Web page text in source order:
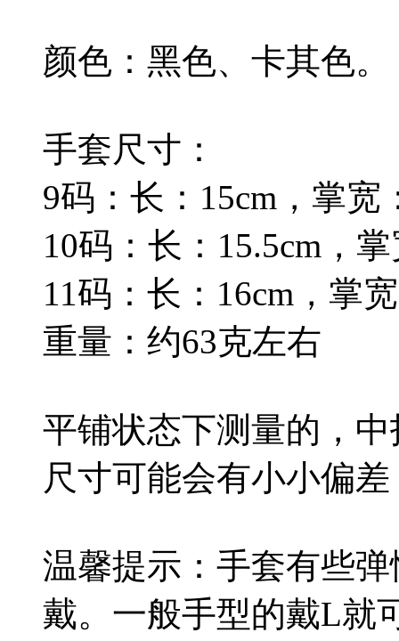
颜色：黑色、卡其色。
手套尺寸：
9码：长：15cm，掌宽
10码：长：15.5cm，
11码：长：16cm，掌
重量：约63克左右
平铺状态下测量的，
尺寸可能会有小小偏
温馨提示：手套有些
戴。一般手型的戴L就